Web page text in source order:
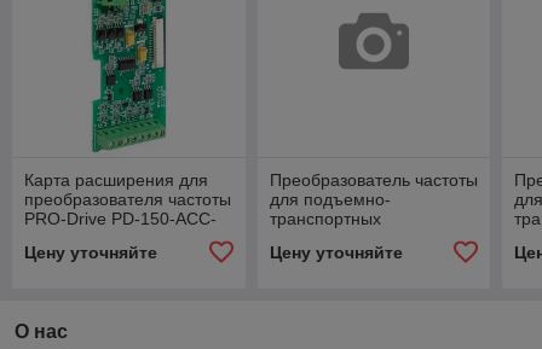
Карта расширения для
преобразователя частоты
PRO-Drive PD-150-ACC-
Цену уточняйте
Преобразователь частоты
для подъемно-
транспортных
PD-150-FCE-2K2-43-B
Цену уточняйте
О нас